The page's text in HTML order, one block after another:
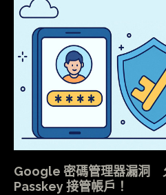
Google 密碼管理器漏洞
Passkey 接管帳戶！